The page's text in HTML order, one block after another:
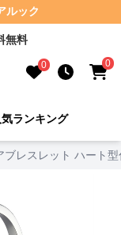
ルック
無料
0 0
気ランキング
ブレスレット ハート